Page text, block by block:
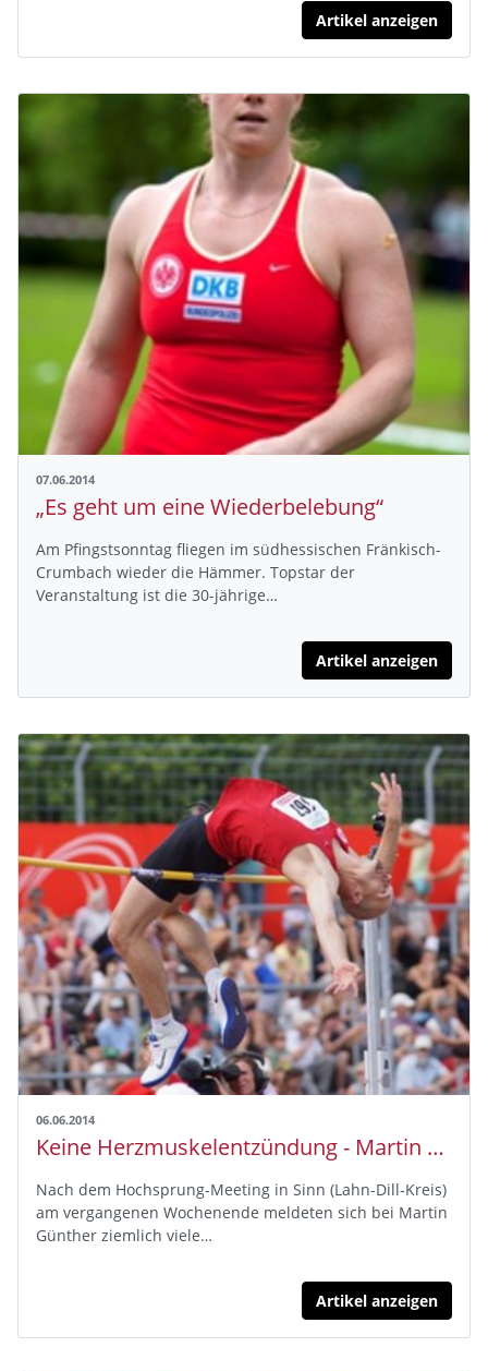
Artikel anzeigen
07.06.2014
„Es geht um eine Wiederbelebung“
Am Pfingstsonntag fliegen im südhessischen Fränkisch-
Crumbach wieder die Hämmer. Topstar der
Veranstaltung ist die 30-jährige…
Artikel anzeigen
06.06.2014
Keine Herzmuskelentzündung - Martin Günther gibt Entwarnung
Nach dem Hochsprung-Meeting in Sinn (Lahn-Dill-Kreis)
am vergangenen Wochenende meldeten sich bei Martin
Günther ziemlich viele…
Artikel anzeigen